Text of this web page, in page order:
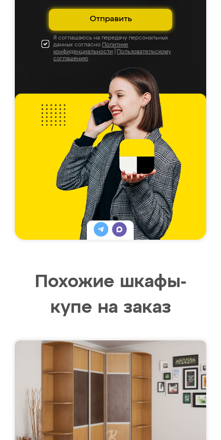
Отправить
Я соглашаюсь на передачу персональных
данных согласно Политике
конфиденциальности
Пользовательскому
соглашению
Похожие шкафы-
купе на заказ